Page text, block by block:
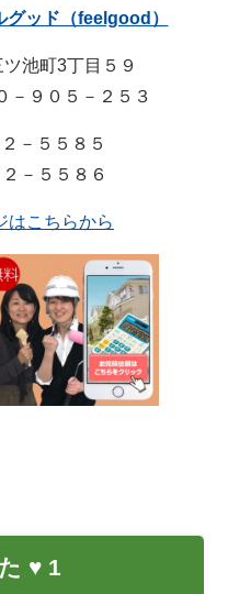
グッド（feelgood）
池町3丁目５９
－９０５－２５３
－５５８５
－５５８６
はこちらから
♥ 1